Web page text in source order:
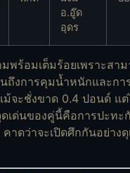
อ.อู๊ด
อุดร
ร้อมเต็มร้อยเพราะสาม
ถึงการคุมน้ำหนักและก
ม้จะชั่งขาด 0.4 ปอนด์ แต่
เด่นของคู่นี้คือการปะทะ
าดว่าจะเปิดศึกกันอย่าง